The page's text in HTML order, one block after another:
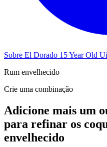
Sobre El Dorado 15 Year Old
Rum envelhecido
Crie uma combinação
Adicione mais um
para refinar os
envelhecido